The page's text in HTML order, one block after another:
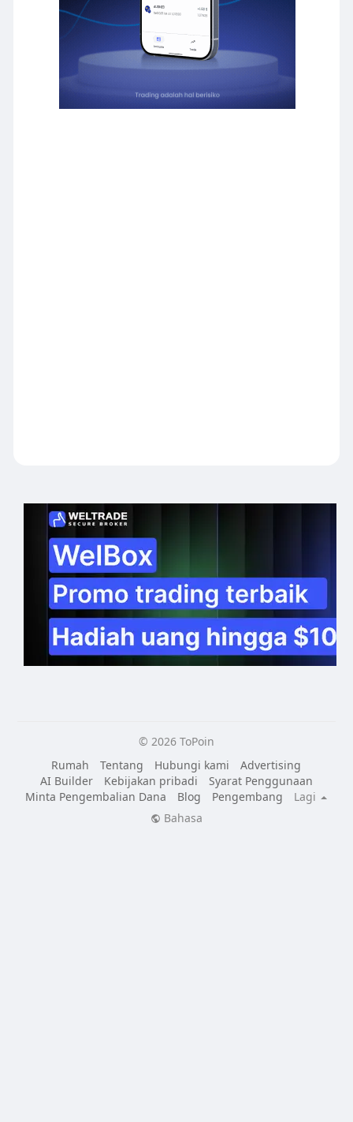
© 2026 ToPoin
Rumah
Tentang Hubungi kami
Advertising
AI Builder
Kebijakan pribadi
Syarat Penggunaan
Minta Pengembalian Dana
Blog Pengembang
Lagi
Bahasa